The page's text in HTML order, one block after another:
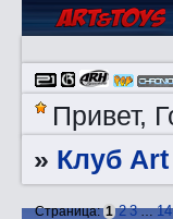
Привет,
» Клуб
Страница:1 2 3 … 14